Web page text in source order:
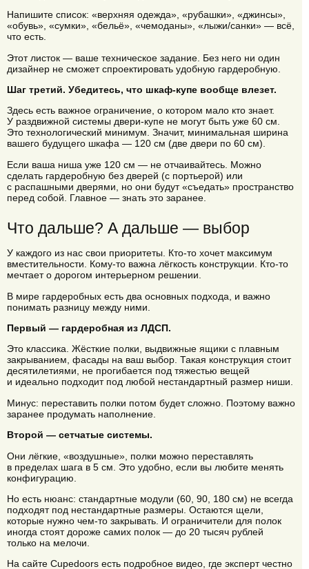
Напишите список: «верхняя одежда», «рубашки», «джинсы»,
«обувь», «сумки», «бельё», «чемоданы», «лыжи/санки» — всё,
что есть.
Этот листок — ваше техническое задание. Без него ни один
дизайнер не сможет спроектировать удобную гардеробную.
Шаг третий. Убедитесь, что шкаф-купе вообще влезет.
Здесь есть важное ограничение, о котором мало кто знает.
У раздвижной системы двери-купе не могут быть уже 60 см.
Это технологический минимум. Значит, минимальная ширина
вашего будущего шкафа — 120 см (две двери по 60 см).
Если ваша ниша уже 120 см — не отчаивайтесь. Можно
сделать гардеробную без дверей (с портьерой) или
с распашными дверями, но они будут «съедать» пространство
перед собой. Главное — знать это заранее.
Что дальше? А дальше — выбор
У каждого из нас свои приоритеты. Кто-то хочет максимум
вместительности. Кому-то важна лёгкость конструкции. Кто-то
мечтает о дорогом интерьерном решении.
В мире гардеробных есть два основных подхода, и важно
понимать разницу между ними.
Первый — гардеробная из ЛДСП.
Это классика. Жёсткие полки, выдвижные ящики с плавным
закрыванием, фасады на ваш выбор. Такая конструкция стоит
десятилетиями, не прогибается под тяжестью вещей
и идеально подходит под любой нестандартный размер ниши.
Минус: переставить полки потом будет сложно. Поэтому важно
заранее продумать наполнение.
Второй — сетчатые системы.
Они лёгкие, «воздушные», полки можно переставлять
в пределах шага в 5 см. Это удобно, если вы любите менять
конфигурацию.
Но есть нюанс: стандартные модули (60, 90, 180 см) не всегда
подходят под нестандартные размеры. Остаются щели,
которые нужно чем-то закрывать. И ограничители для полок
иногда стоят дороже самих полок — до 20 тысяч рублей
только на мелочи.
На сайте Cupedoors есть подробное видео, где эксперт честно